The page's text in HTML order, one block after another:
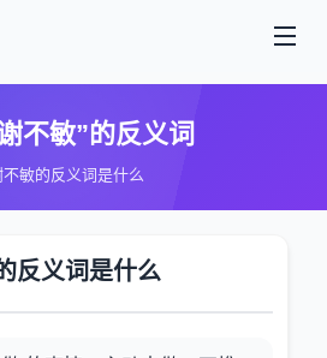
不敏”的反义词
不敏的反义词是什么
反义词是什么